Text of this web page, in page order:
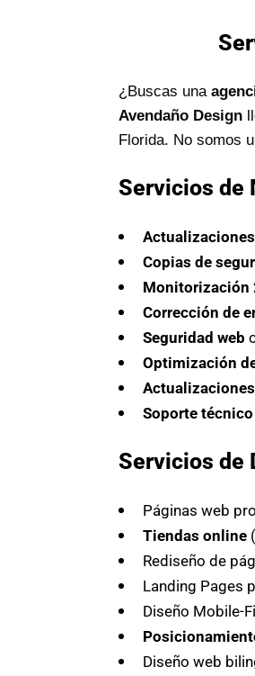
¿Buscas una
Avendaño Design
Florida. No somos
Servicios de
Copias de
Monitorización
Corrección de
Seguridad web
Optimización
Soporte
Servicios de
Páginas web
Tiendas online
Rediseño de
Landing Pages
Diseño Mobile-
Diseño web